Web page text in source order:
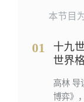
本节目
01
十九
世界
高林 导
博弈》